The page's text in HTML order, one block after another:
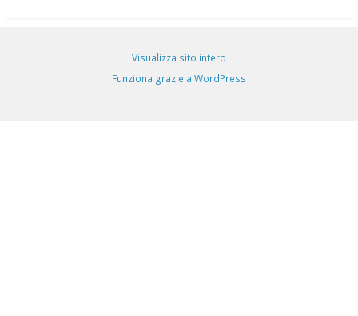
Visualizza sito intero
Funziona grazie a WordPress